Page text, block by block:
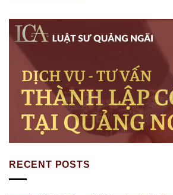
RECENT POSTS